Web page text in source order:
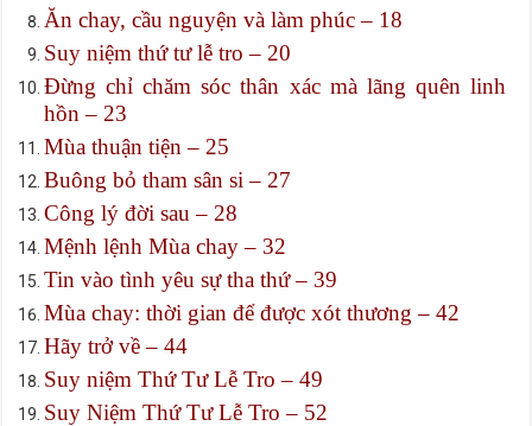
Ăn chay, cầu nguyện và làm phúc – 18
Suy niệm thứ tư lễ tro – 20
Đừng chỉ chăm sóc thân xác mà lãng quên linh
hồn – 23
Mùa thuận tiện – 25
Buông bỏ tham sân si – 27
Công lý đời sau – 28
Mệnh lệnh Mùa chay – 32
Tin vào tình yêu sự tha thứ – 39
Mùa chay: thời gian để được xót thương – 42
Hãy trở về – 44
Suy niệm Thứ Tư Lễ Tro – 49
Suy Niệm Thứ Tư Lễ Tro – 52